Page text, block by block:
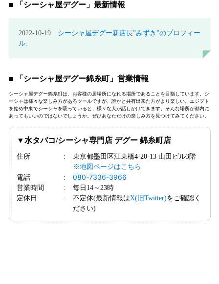
■ 「シーシャ屋デグー」最新情報
2022-10-19
シーシャ屋デグー新店長”みずき”のプロフィー
ル.
■ 「シーシャ屋デグー錦糸町」営業情報
シーシャ屋デグー錦糸町は、お客様の居場所になれる場所であることを目指しています。シ
ーシャは様々な楽しみ方があるツールですが、誰かと共有出来た方がより楽しい。エジプト
を始め中東でシーシャを吸っていると、様々な人が話しかけてきます。そんな場所が都内に
あってもいいのではないでしょうか。ぜひあなただけの楽しみ方を見つけてみてください。
▼水タバコ/シーシャ専門店 デグー 錦糸町店
住所
東京都墨田区江東橋4-20-13 山田ビル3階
※地図ページはこちら
電話
080-7336-3966
営業時間
毎日14～23時
定休日
不定休(最新情報はX(旧Twitter)をご確認く
ださい)